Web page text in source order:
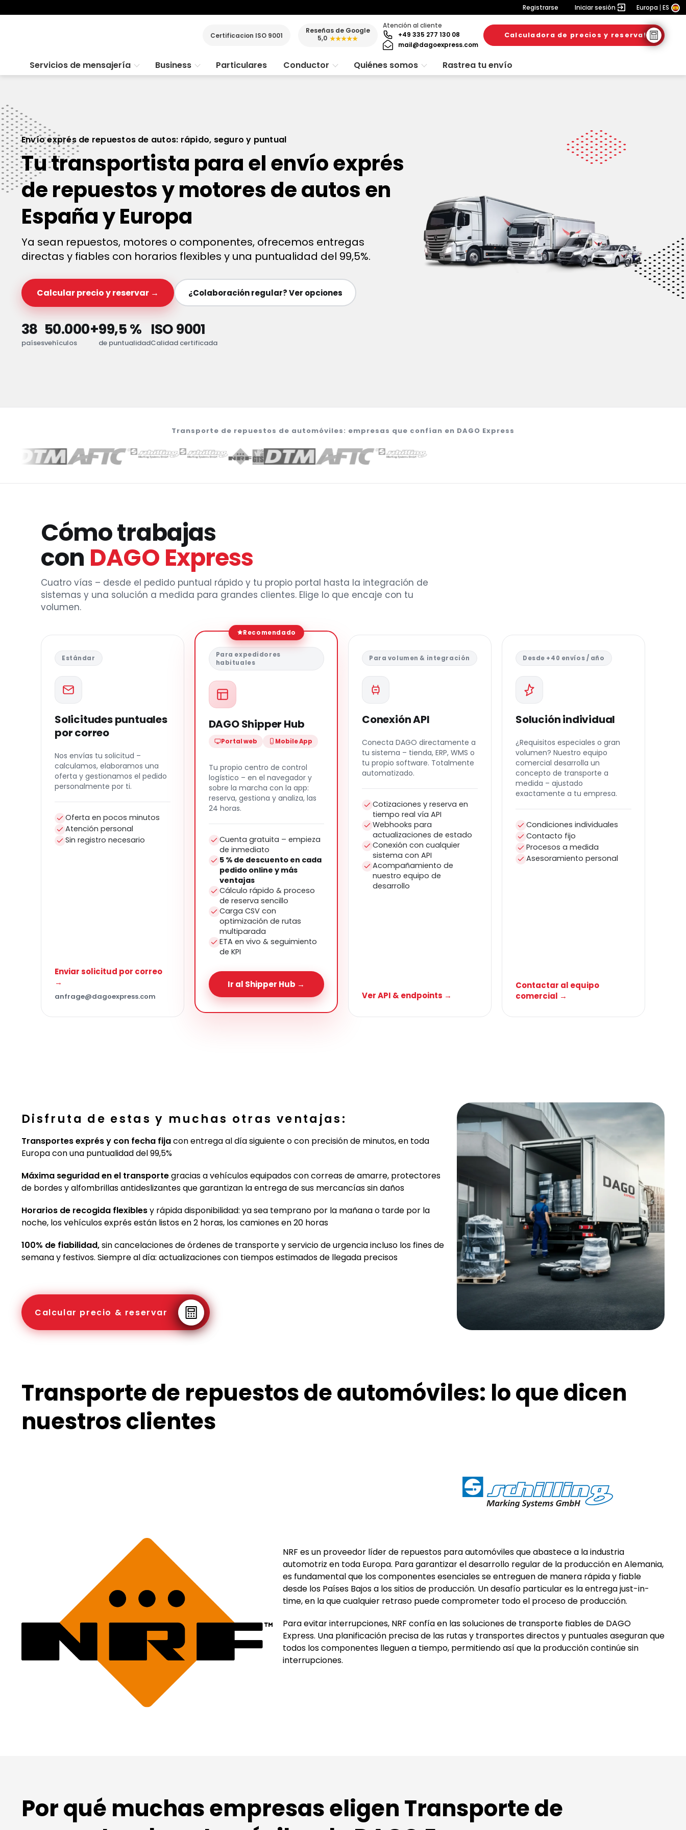
Registrarse Iniciar sesión Europa ES
Certificacion ISO 9001
Reseñas de Google
5,0 ★★★★★
Atención al cliente
+49 335 277 130 08
mail@dagoexpress.com
Calculadora de precios y reserva!
Servicios de mensajería Business Particulares Conductor Quiénes somos Rastrea tu envío
Envío exprés de repuestos de autos: rápido, seguro y puntual
Tu transportista para el envío exprés
de repuestos y motores de autos en
España y Europa
Ya sean repuestos, motores o componentes, ofrecemos entregas
directas y fiables con horarios flexibles y una puntualidad del 99,5%.
Calcular precio y reservar → ¿Colaboración regular? Ver opciones
38
países
50.000+
vehículos
99,5 %
de puntualidad
ISO 9001
Calidad certificada
Transporte de repuestos de automóviles: empresas que confían en DAGO Express
Cómo trabajas
con DAGO Express
Cuatro vías – desde el pedido puntual rápido y tu propio portal hasta la integración de
sistemas y una solución a medida para grandes clientes. Elige lo que encaje con tu
volumen.
Estándar
Solicitudes puntuales
por correo
Nos envías tu solicitud –
calculamos, elaboramos una
oferta y gestionamos el pedido
personalmente por ti.
Oferta en pocos minutos
Atención personal
Sin registro necesario
Enviar solicitud por correo
→
anfrage@dagoexpress.com
Recomendado
Para expedidores
habituales
DAGO Shipper Hub
Portal web Mobile App
Tu propio centro de control
logístico – en el navegador y
sobre la marcha con la app:
reserva, gestiona y analiza, las
24 horas.
Cuenta gratuita – empieza
de inmediato
5 % de descuento en cada
pedido online y más
ventajas
Cálculo rápido & proceso
de reserva sencillo
Carga CSV con
optimización de rutas
multiparada
ETA en vivo & seguimiento
de KPI
Ir al Shipper Hub →
Para volumen & integración
Conexión API
Conecta DAGO directamente a
tu sistema – tienda, ERP, WMS o
tu propio software. Totalmente
automatizado.
Cotizaciones y reserva en
tiempo real vía API
Webhooks para
actualizaciones de estado
Conexión con cualquier
sistema con API
Acompañamiento de
nuestro equipo de
desarrollo
Ver API & endpoints →
Desde +40 envíos / año
Solución individual
¿Requisitos especiales o gran
volumen? Nuestro equipo
comercial desarrolla un
concepto de transporte a
medida – ajustado
exactamente a tu empresa.
Condiciones individuales
Contacto fijo
Procesos a medida
Asesoramiento personal
Contactar al equipo
comercial →
Disfruta de estas y muchas otras ventajas:
Transportes exprés y con fecha fijacon entrega al día siguiente o con precisión de minutos, en toda
Europa con una puntualidad del 99,5%
Máxima seguridad en el transportegracias a vehículos equipados con correas de amarre, protectores
de bordes y alfombrillas antideslizantes que garantizan la entrega de sus mercancías sin daños
Horarios de recogida flexiblesy rápida disponibilidad: ya sea temprano por la mañana o tarde por la
noche, los vehículos exprés están listos en 2 horas, los camiones en 20 horas
100% de fiabilidad,sin cancelaciones de órdenes de transporte y servicio de urgencia incluso los fines de
semana y festivos. Siempre al día: actualizaciones con tiempos estimados de llegada precisos
Calcular precio & reservar
Transporte de repuestos de automóviles: lo que dicen
nuestros clientes
NRF es un proveedor líder de repuestos para automóviles que abastece a la industria
automotriz en toda Europa. Para garantizar el desarrollo regular de la producción en Alemania,
es fundamental que los componentes esenciales se entreguen de manera rápida y fiable
desde los Países Bajos a los sitios de producción. Un desafío particular es la entrega just-in-
time, en la que cualquier retraso puede comprometer todo el proceso de producción.
Para evitar interrupciones, NRF confía en las soluciones de transporte fiables de DAGO
Express. Una planificación precisa de las rutas y transportes directos y puntuales aseguran que
todos los componentes lleguen a tiempo, permitiendo así que la producción continúe sin
interrupciones.
Por qué muchas empresas eligen Transporte de